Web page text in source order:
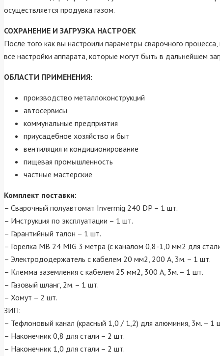
осуществляется продувка газом.
СОХРАНЕНИЕ И ЗАГРУЗКА НАСТРОЕК
После того как вы настроили параметры сварочного
все настройки аппарата, которые могут быть в дальнейшем
ОБЛАСТИ ПРИМЕНЕНИЯ:
производство металлоконструкций
автосервисы
коммунальные предприятия
приусадебное хозяйство и быт
вентиляция и кондиционирование
пищевая промышленность
частные мастерские
Комплект поставки:
– Сварочный полуавтомат Invermig 240 DP – 1 шт.
– Инструкция по эксплуатации – 1 шт.
– Гарантийный талон – 1 шт.
– Горелка MB 24 MIG 3 метра (с каналом 0,8-1,0 мм2 для
– Электрододержатель с кабелем 20 мм2, 200 А, 3м. – 1 шт.
– Клемма заземления с кабелем 25 мм2, 300 A, 3м. – 1 шт.
– Газовый шланг, 2м. – 1 шт.
– Хомут – 2 шт.
ЗИП:
– Тефлоновый канал (красный 1,0 / 1,2) для алюминия, 3м. – 1
– Наконечник 0,8 для стали – 2 шт.
– Наконечник 1,0 для стали – 2 шт.